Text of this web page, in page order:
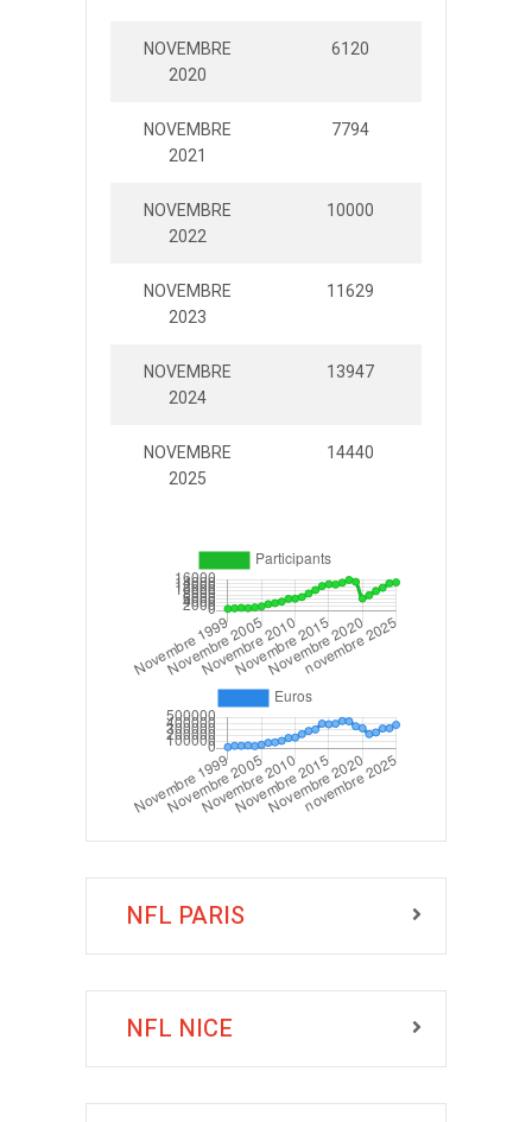
NOVEMBRE
2020
6120
NOVEMBRE
2021
7794
NOVEMBRE
2022
10000
NOVEMBRE
2023
11629
NOVEMBRE
2024
13947
NOVEMBRE
2025
14440
NFL PARIS
NFL NICE